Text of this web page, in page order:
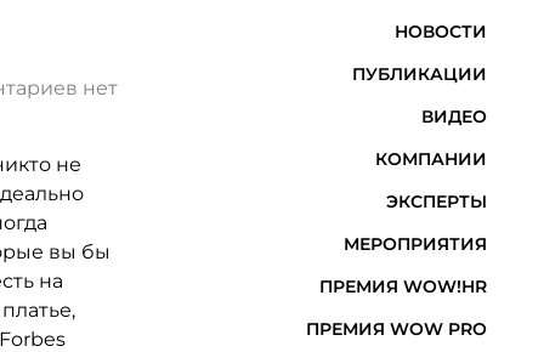
нет
не
вы бы
на
НОВОСТИ
ПУБЛИКАЦИИ
ВИДЕО
КОМПАНИИ
ЭКСПЕРТЫ
МЕРОПРИЯТИЯ
ПРЕМИЯ WOW!HR
ПРЕМИЯ WOW PRO